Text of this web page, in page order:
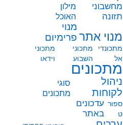
מחשבוני
תזונה
מילון
האוכל
מנוי אתר
מנוי
פרימיום
מתכונדי
אל
מתכוני
השבוע
מתכוני
וידאו
מתכונים
ניהול
לקוחות
סוגי
מתכונים
ספור
ט
עדכונים
באתר